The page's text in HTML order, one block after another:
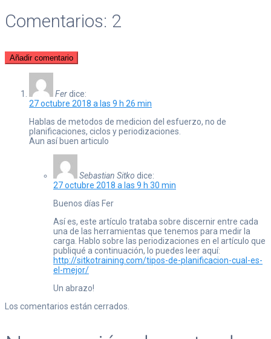
Comentarios: 2
Añadir comentario
Ferdice:
27 octubre 2018 a las 9 h 26 min
Hablas de metodos de medicion del esfuerzo, no de
planificaciones, ciclos y periodizaciones.
Aun así buen articulo
Sebastian Sitko dice:
27 octubre 2018 a las 9 h 30 min
Buenos días Fer
Así es, este artículo trataba sobre discernir entre cada
una de las herramientas que tenemos para medir la
carga. Hablo sobre las periodizaciones en el artículo que
publiqué a continuación, lo puedes leer aquí:
http://sitkotraining.com/tipos-de-planificacion-cual-es-
el-mejor/
Un abrazo!
Los comentarios están cerrados.